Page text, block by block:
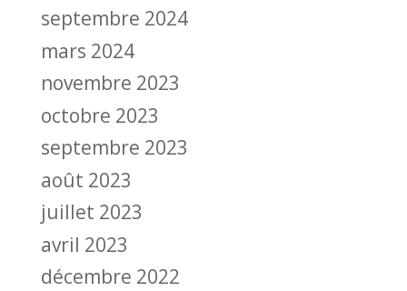
septembre 2024
mars 2024
novembre 2023
octobre 2023
septembre 2023
août 2023
juillet 2023
avril 2023
décembre 2022